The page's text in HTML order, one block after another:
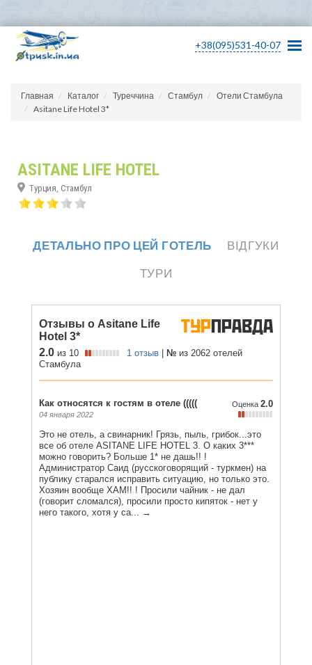
+38(095)531-40-07
Главная Каталог Туреччина Стамбул
Отели Стамбула
Asitane Life Hotel 3*
ASITANE LIFE HOTEL
Турция, Стамбул
ДЕТАЛЬНО ПРО ЦЕЙ ГОТЕЛЬ
ВІДГУКИ
ТУРИ